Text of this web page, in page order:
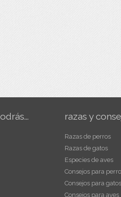
razas y
Razas de perros
Razas de gatos
Especies de aves
Consejos para
Consejos para gatos
Consejos para aves